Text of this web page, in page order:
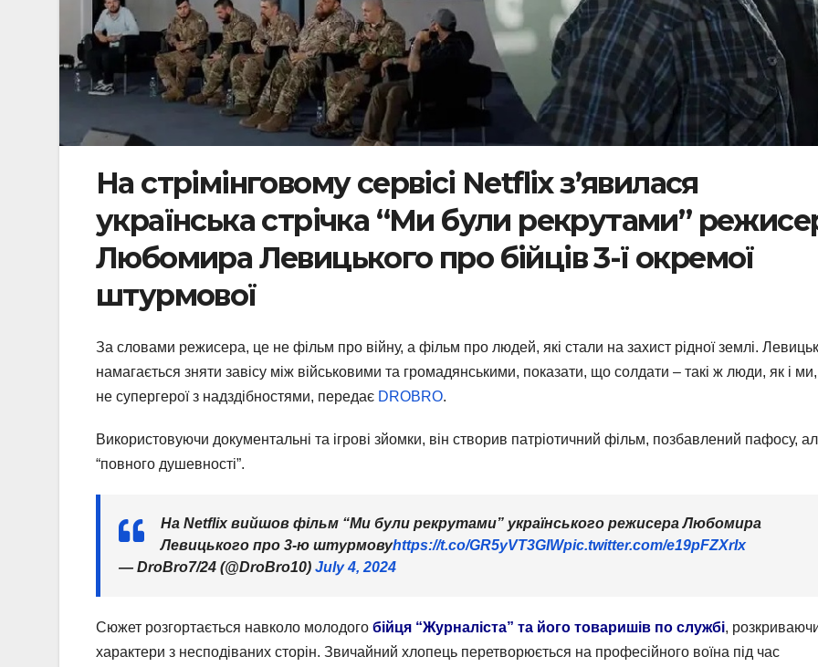
На стрімінговому сервісі Netflix з’явилася
українська стрічка “Ми були рекрутами”
Любомира Левицького про бійців 3-ї окремої
штурмової
За словами режисера, це не фільм про війну, а фільм про людей, які стали на захист рідної землі.
намагається зняти завісу між військовими та громадянськими, показати, що солдати – такі ж люди, як і
не супергерої з надздібностями, передає DROBRO.
Використовуючи документальні та ігрові зйомки, він створив патріотичний фільм, позбавлений пафосу,
“повного душевності”.
На Netflix вийшов фільм “Ми були рекрутами” українського режисера Любомира
Левицького про 3-ю штурмовуhttps://t.co/GR5yVT3GIWpic.twitter.com/e19pFZXrIx
— DroBro7/24 (@DroBro10) July 4, 2024
Сюжет розгортається навколо молодого бійця “Журналіста” та його товаришів по службі,
характери з несподіваних сторін. Звичайний хлопець перетворюється на професійного воїна під час